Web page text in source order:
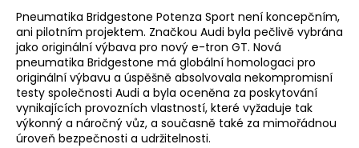
Pneumatika Bridgestone Potenza Sport není koncepčním,
ani pilotním projektem. Značkou Audi byla pečlivě vybrána
jako originální výbava pro nový e-tron GT. Nová
pneumatika Bridgestone má globální homologaci pro
originální výbavu a úspěšně absolvovala nekompromisní
testy společnosti Audi a byla oceněna za poskytování
vynikajících provozních vlastností, které vyžaduje tak
výkonný a náročný vůz, a současně také za mimořádnou
úroveň bezpečnosti a udržitelnosti.